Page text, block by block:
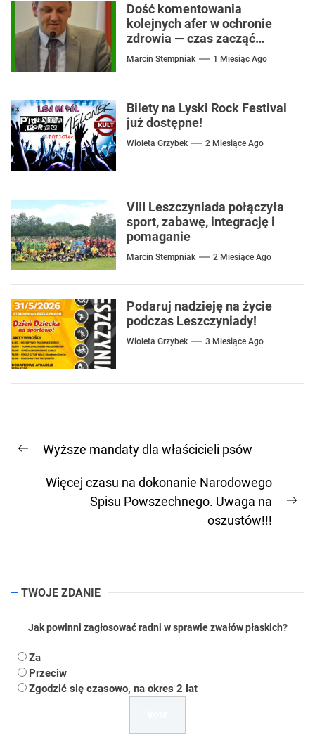
Dość komentowania
kolejnych afer w ochronie
zdrowia — czas zacząć
mówić o rozwiązaniach
Marcin Stempniak 1 Miesiąc Ago
Bilety na Lyski Rock Festival
już dostępne!
Wioleta Grzybek 2 Miesiące Ago
VIII Leszczyniada połączyła
sport, zabawę, integrację i
pomaganie
Marcin Stempniak 2 Miesiące Ago
Podaruj nadzieję na życie
podczas Leszczyniady!
Wioleta Grzybek 3 Miesiące Ago
wpisu
Previous
Wyższe mandaty dla właścicieli psów
Więcej czasu na dokonanie Narodowego
Spisu Powszechnego. Uwaga na
oszustów!!!
TWOJE ZDANIE
Jak powinni zagłosować radni w sprawie zwałów płaskich?
Za
Przeciw
Zgodzić się czasowo, na okres 2 lat